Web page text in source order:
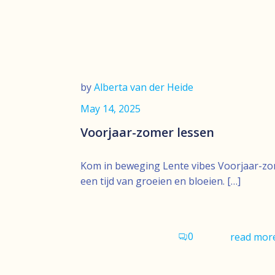
byAlberta van der Heide
May 14, 2025
Voorjaar-zomer lessen
Kom in beweging Lente vibes Voorjaar-
een tijd van groeien en bloeien. […]
0 read